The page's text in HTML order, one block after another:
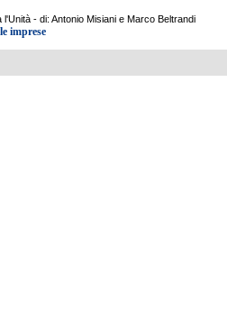
- di: Antonio Misiani e Marco Beltrandi
imprese